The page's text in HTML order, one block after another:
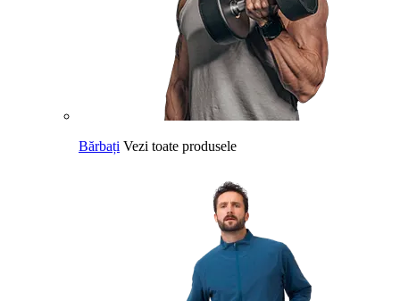
Bărbați Vezi toate produsele